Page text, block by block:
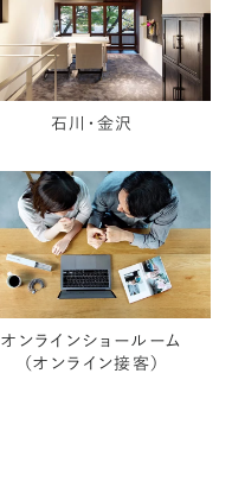
石川・金沢
オンラインショールーム
（オンライン接客）